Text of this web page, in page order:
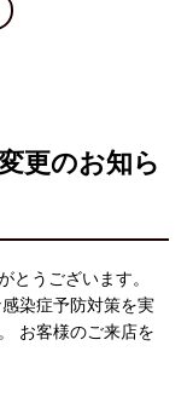
更のお知ら
とうございます。
染症予防対策を実
お客様のご来店を